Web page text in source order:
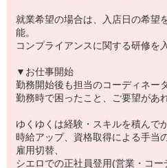
就業希望の場合は、入店日の希望
能。
コンプライアンスに関する研修を
▼お仕事開始
勤務開始後も担当のコーディネー
勤務時で困ったこと、ご要望があ
ゆくゆくは経験・スキルを積んで
時給アップ、資格取得による手当
雇用切替、
シエロでの正社員登用(営業・コー